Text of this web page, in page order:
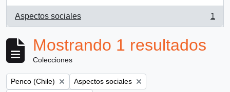
Aspectos sociales
, 1 resultados
1
Mostrando 1 resultados
Colecciones
Remove filter:
Penco (Chile) Remove filter:
Aspectos sociales